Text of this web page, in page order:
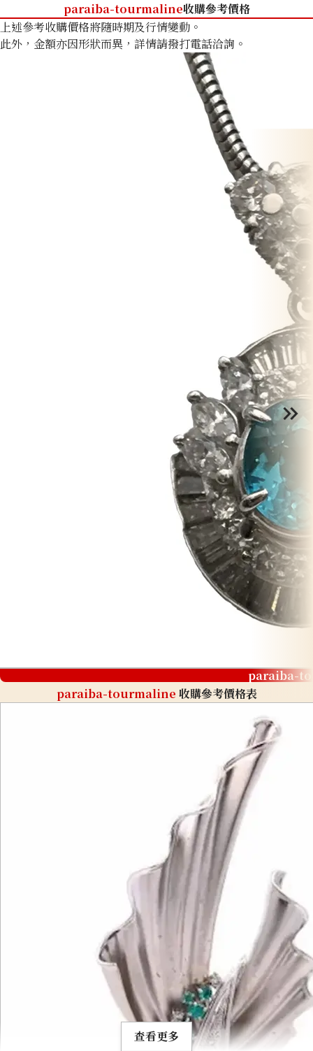
paraiba-tourmaline收購參考價格
上述參考收購價格將隨時期及行情變動。
此外，金額亦因形狀而異，詳情請撥打電話洽詢。
paraiba-
paraiba-tourmaline 收購參考價格表
查看更多